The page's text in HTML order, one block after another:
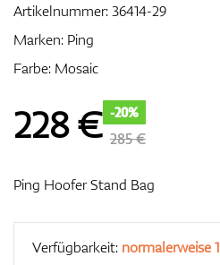
Artikelnummer:36414-29
Marken: Ping
Farbe: Mosaic
228€ -20%
285 €
Ping Hoofer Stand Bag
Verfügbarkeit: normalerweise